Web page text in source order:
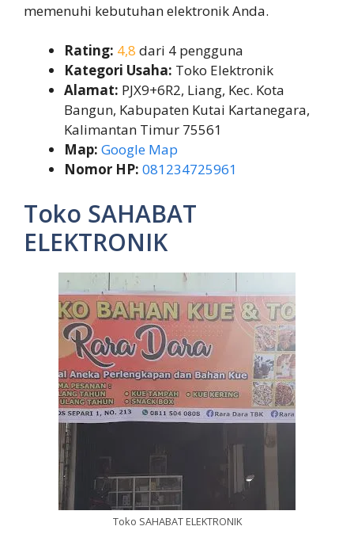
memenuhi kebutuhan elektronik Anda.
Rating: 4,8 dari 4 pengguna
Kategori Usaha: Toko Elektronik
Alamat: PJX9+6R2, Liang, Kec. Kota
Bangun, Kabupaten Kutai Kartanegara,
Kalimantan Timur 75561
Map: Google Map
Nomor HP: 081234725961
Toko SAHABAT
ELEKTRONIK
Toko SAHABAT ELEKTRONIK